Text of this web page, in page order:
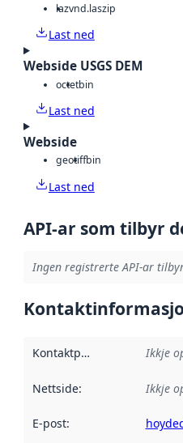
lazvnd.laszip
Last ned
Webside USGS DEM
octetbin
Last ned
Webside
geotiffbin
Last ned
API-ar som tilbyr
Ingen registrerte API-ar
Kontaktpunkt Ikkje
Nettside: Ikkje
E-post: